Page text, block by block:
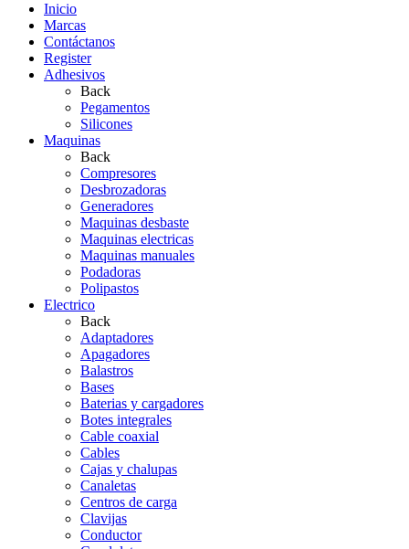
Inicio
Marcas
Contáctanos
Register
Adhesivos
Back
Pegamentos
Silicones
Maquinas
Back
Compresores
Desbrozadoras
Generadores
Maquinas desbaste
Maquinas electricas
Maquinas manuales
Podadoras
Polipastos
Electrico
Back
Adaptadores
Apagadores
Balastros
Bases
Baterias y cargadores
Botes integrales
Cable coaxial
Cables
Cajas y chalupas
Canaletas
Centros de carga
Clavijas
Conductor